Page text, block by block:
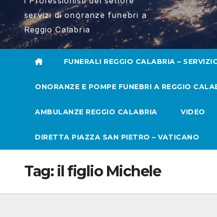
servizi di onoranze funebri a
Reggio Calabria
FUNERALI REGGIO CALABRIA –
ONORANZE E POMPE FUNEBRI A REGGIO
AMBULANZE REGGIO CALABRIA VIDEO
DIRETTA PIAZZA SAN PIETRO – VATICANO
Tag: il figlio Michele